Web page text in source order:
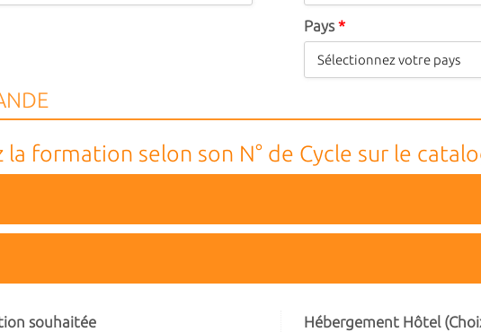
Pays*
formation selon son N° de Cycle sur le
souhaitée Hébergement Hôtel